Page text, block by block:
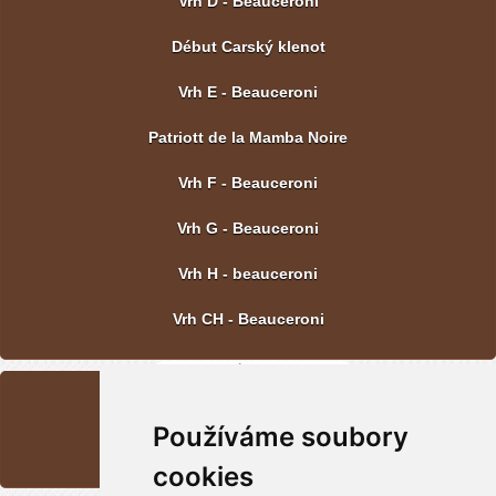
Používáme soubory
cookies
Début Carský klenot
Vrh E - Beauceroni
Patriott de la Mamba Noire
Vrh F - Beauceroni
Vrh G - Beauceroni
Vrh H - beauceroni
Vrh CH - Beauceroni